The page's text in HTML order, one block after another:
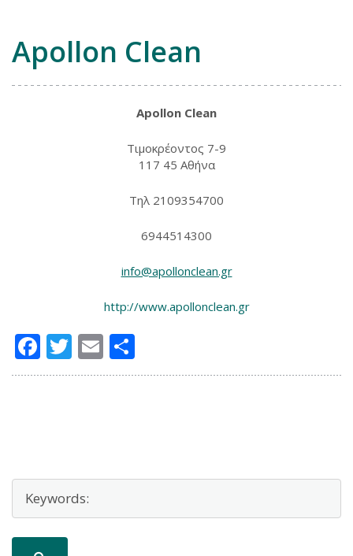
Apollon Clean
Apollon Clean
Τιμοκρέοντος 7-9
117 45 Αθήνα
Τηλ 2109354700
6944514300
info@apollonclean.gr
http://www.apollonclean.gr
Facebook
Twitter
Email